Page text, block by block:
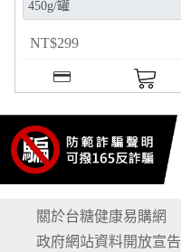
NT$299
關於台糖健康易購網
政府網站資料開放宣告